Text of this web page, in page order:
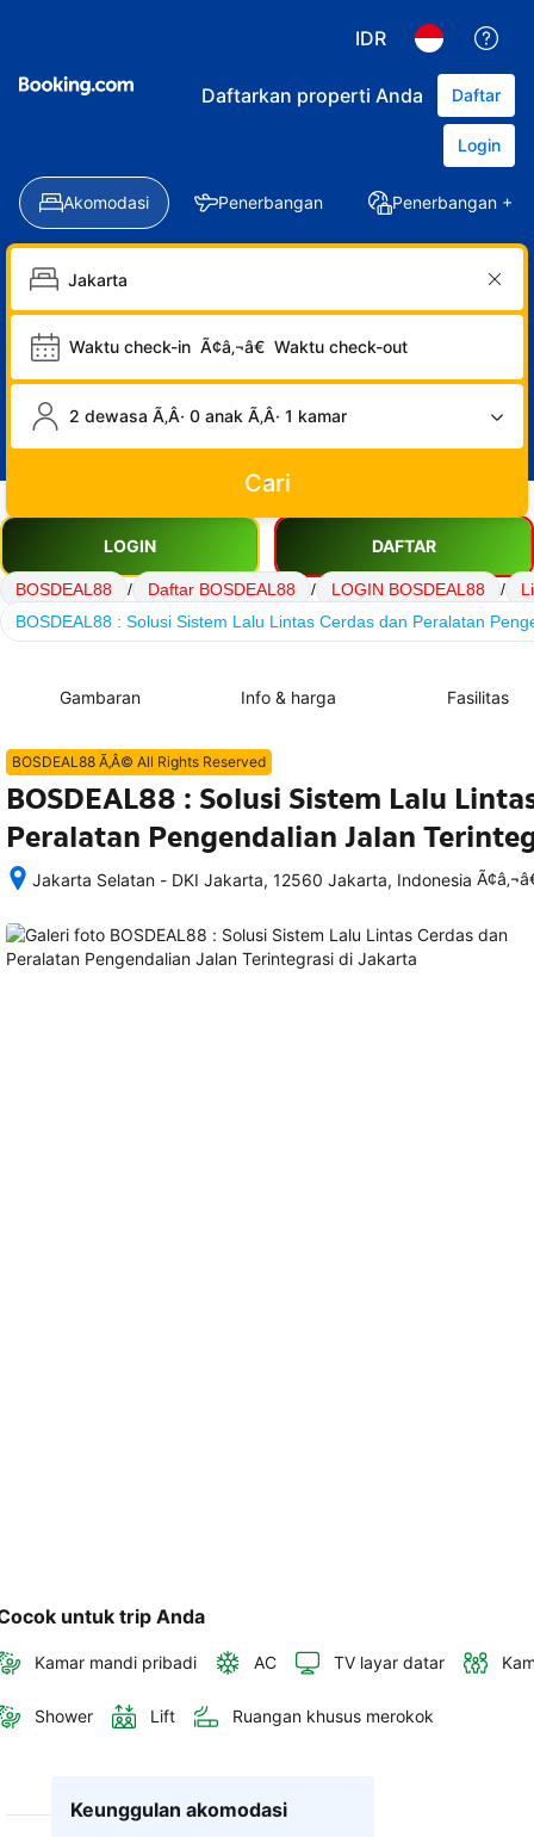
IDR
Daftarkan properti Anda Daftar
Login
Akomodasi Penerbangan Penerbangan +
Waktu check-in Ã¢â‚¬â€ Waktu check-out
2 dewasa Ã‚Â· 0 anak Ã‚Â· 1 kamar
Cari
LOGIN DAFTAR
BOSDEAL88 / Daftar BOSDEAL88 / LOGIN BOSDEAL88 /
BOSDEAL88 : Solusi Sistem Lalu Lintas Cerdas dan Peralatan
Gambaran Info & harga Fasilitas
BOSDEAL88 Ã‚Â© All Rights Reserved
BOSDEAL88 : Solusi Sistem Lalu
Peralatan Pengendalian Jalan
Jakarta Selatan - DKI Jakarta, 12560 Jakarta, Indonesia
memesan,
semua
untuk trip Anda
Kamar mandi pribadi AC TV layar datar
Shower Lift Ruangan khusus merokok
Keunggulan akomodasi